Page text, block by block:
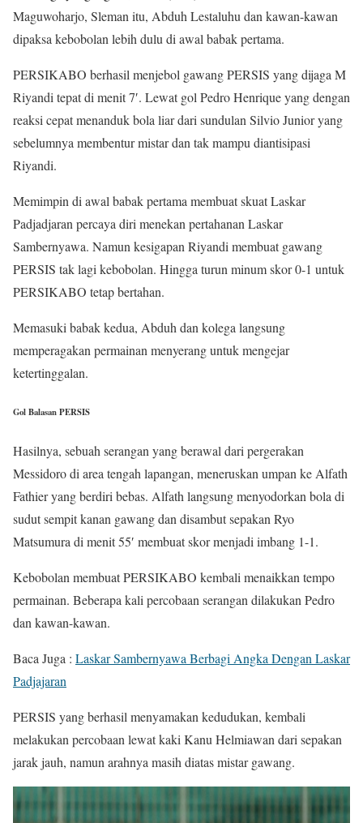
Maguwoharjo, Sleman itu, Abduh Lestaluhu dan kawan-kawan
dipaksa kebobolan lebih dulu di awal babak pertama.
PERSIKABO berhasil menjebol gawang PERSIS yang dijaga M
Riyandi tepat di menit 7′. Lewat gol Pedro Henrique yang dengan
reaksi cepat menanduk bola liar dari sundulan Silvio Junior yang
sebelumnya membentur mistar dan tak mampu diantisipasi
Riyandi.
Memimpin di awal babak pertama membuat skuat Laskar
Padjadjaran percaya diri menekan pertahanan Laskar
Sambernyawa. Namun kesigapan Riyandi membuat gawang
PERSIS tak lagi kebobolan. Hingga turun minum skor 0-1 untuk
PERSIKABO tetap bertahan.
Memasuki babak kedua, Abduh dan kolega langsung
memperagakan permainan menyerang untuk mengejar
ketertinggalan.
Gol Balasan PERSIS
Hasilnya, sebuah serangan yang berawal dari pergerakan
Messidoro di area tengah lapangan, meneruskan umpan ke Alfath
Fathier yang berdiri bebas. Alfath langsung menyodorkan bola di
sudut sempit kanan gawang dan disambut sepakan Ryo
Matsumura di menit 55′ membuat skor menjadi imbang 1-1.
Kebobolan membuat PERSIKABO kembali menaikkan tempo
permainan. Beberapa kali percobaan serangan dilakukan Pedro
dan kawan-kawan.
Baca Juga : Laskar Sambernyawa Berbagi Angka Dengan Laskar
Padjajaran
PERSIS yang berhasil menyamakan kedudukan, kembali
melakukan percobaan lewat kaki Kanu Helmiawan dari sepakan
jarak jauh, namun arahnya masih diatas mistar gawang.